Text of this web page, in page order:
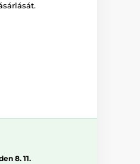
8. 11.